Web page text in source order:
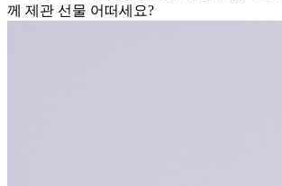
께 제관 선물 어떠세요?